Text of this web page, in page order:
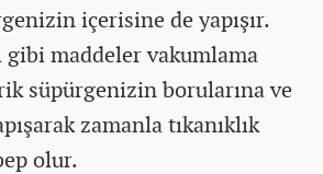
içerisine de yapışır.
gibi maddeler vakumlama
süpürgenizin borularına ve
zamanla tıkanıklık
olur.